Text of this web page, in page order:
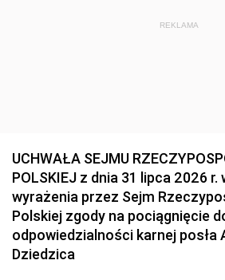
REKLAMA
UCHWAŁA SEJMU
POLSKIEJ z dnia 31 lipca 2026 r.
wyrażenia przez Sejm
Polskiej zgody na pociągnięcie
odpowiedzialności karnej posła
Dziedzica